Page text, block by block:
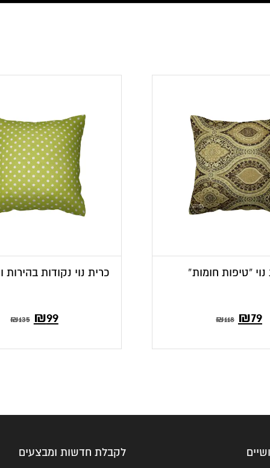
“טיפות חומות”
₪118 ₪79
כרית נוי נקודות בהירות
₪135 המחיר
₪99המחיר
לקבלת חדשות ומבצעים